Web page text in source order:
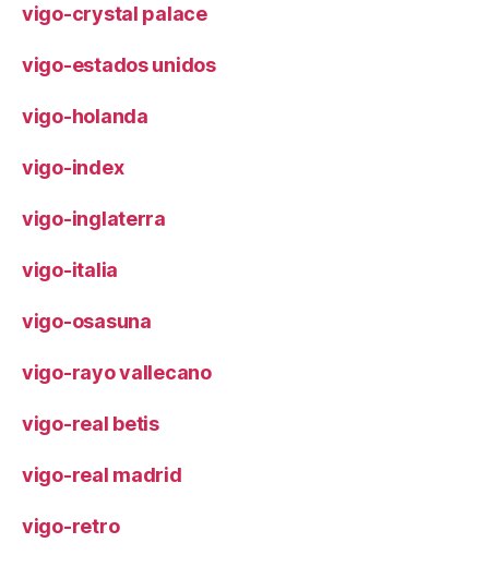
vigo-crystal palace
vigo-estados unidos
vigo-holanda
vigo-index
vigo-inglaterra
vigo-italia
vigo-osasuna
vigo-rayo vallecano
vigo-real betis
vigo-real madrid
vigo-retro